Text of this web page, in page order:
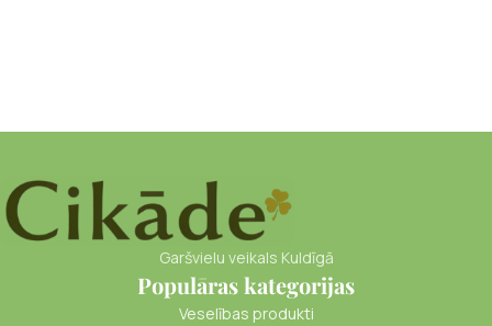
Garšvielu veikals Kuldīgā
Populāras kategorijas
Veselības produkti